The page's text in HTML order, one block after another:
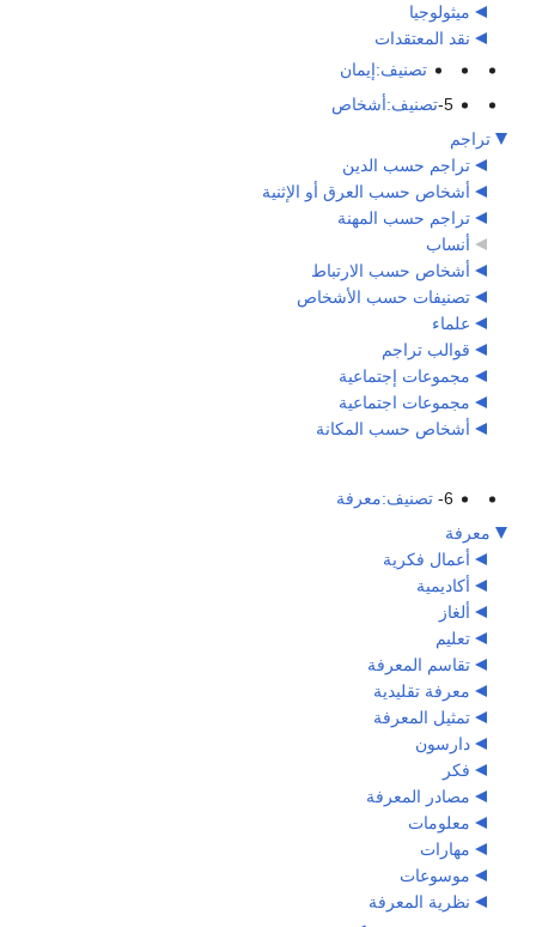
ميثولوجيا
نقد المعتقدات
تصنيف:إيمان
5- تصنيف:أشخاص
تراجم
تراجم حسب الدين
أشخاص حسب العرق أو الإثنية
تراجم حسب المهنة
أنساب
أشخاص حسب الارتباط
تصنيفات حسب الأشخاص
علماء
قوالب تراجم
مجموعات إجتماعية
مجموعات اجتماعية
أشخاص حسب المكانة
6- تصنيف:معرفة
معرفة
أعمال فكرية
أكاديمية
ألغاز
تعليم
تقاسم المعرفة
معرفة تقليدية
تمثيل المعرفة
دارسون
فكر
مصادر المعرفة
معلومات
مهارات
موسوعات
نظرية المعرفة